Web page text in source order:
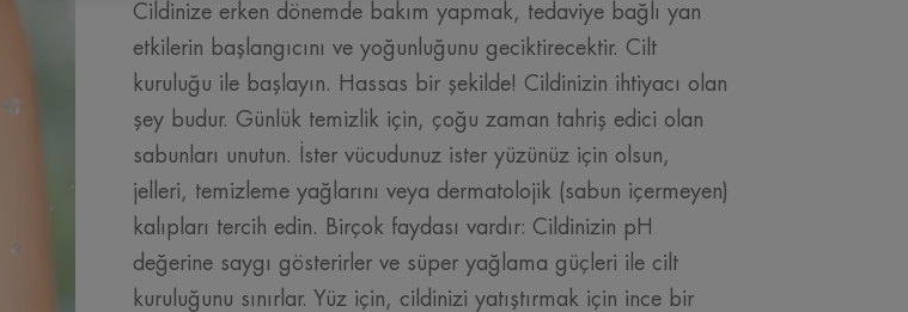
Cildinize erken dönemde bakım yapmak, tedaviye bağlı yan
etkilerin başlangıcını ve yoğunluğunu geciktirecektir. Cilt
kuruluğu ile başlayın. Hassas bir şekilde! Cildinizin ihtiyacı olan
şey budur. Günlük temizlik için, çoğu zaman tahriş edici olan
sabunları unutun. İster vücudunuz ister yüzünüz için olsun,
jelleri, temizleme yağlarını veya dermatolojik (sabun içermeyen)
kalıpları tercih edin. Birçok faydası vardır: Cildinizin pH
değerine saygı gösterirler ve süper yağlama güçleri ile cilt
kuruluğunu sınırlar. Yüz için, cildinizi yatıştırmak için ince bir